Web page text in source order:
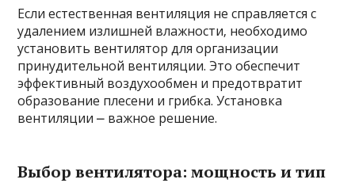
Если естественная вентиляция не справляется с
удалением излишней влажности‚ необходимо
установить вентилятор для организации
принудительной вентиляции. Это обеспечит
эффективный воздухообмен и предотвратит
образование плесени и грибка. Установка
вентиляции ⎼ важное решение.
Выбор вентилятора: мощность и тип